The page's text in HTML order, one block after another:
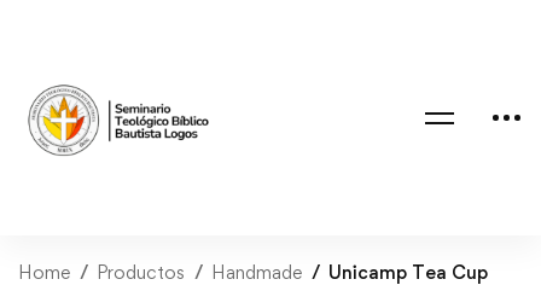
Home Productos Handmade Unicamp Tea Cup